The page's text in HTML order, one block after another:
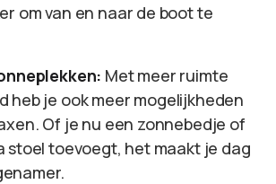
om van en naar de boot te
Met meer ruimte
heb je ook meer mogelijkheden
Of je nu een zonnebedje of
stoel toevoegt, het maakt je dag